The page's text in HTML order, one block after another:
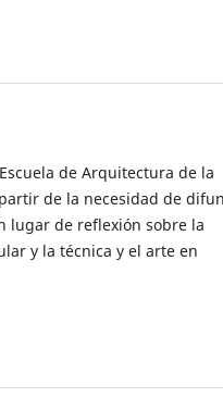
de Arquitectura de la
de la necesidad de
lugar de reflexión sobre la
y la técnica y el arte en